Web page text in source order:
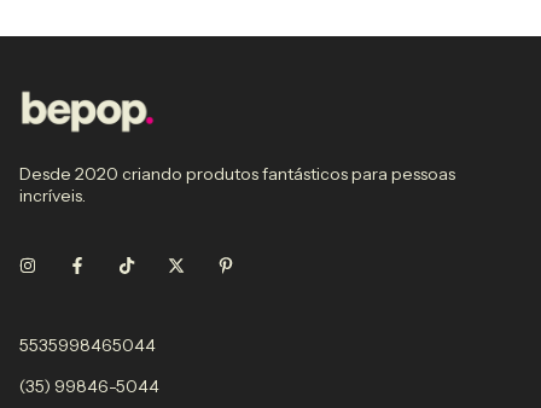
Desde 2020 criando produtos fantásticos para pessoas
incríveis.
5535998465044
(35) 99846-5044